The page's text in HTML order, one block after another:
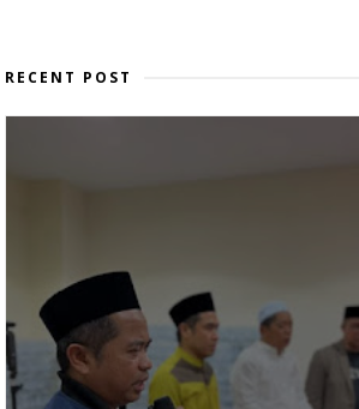
RECENT POST